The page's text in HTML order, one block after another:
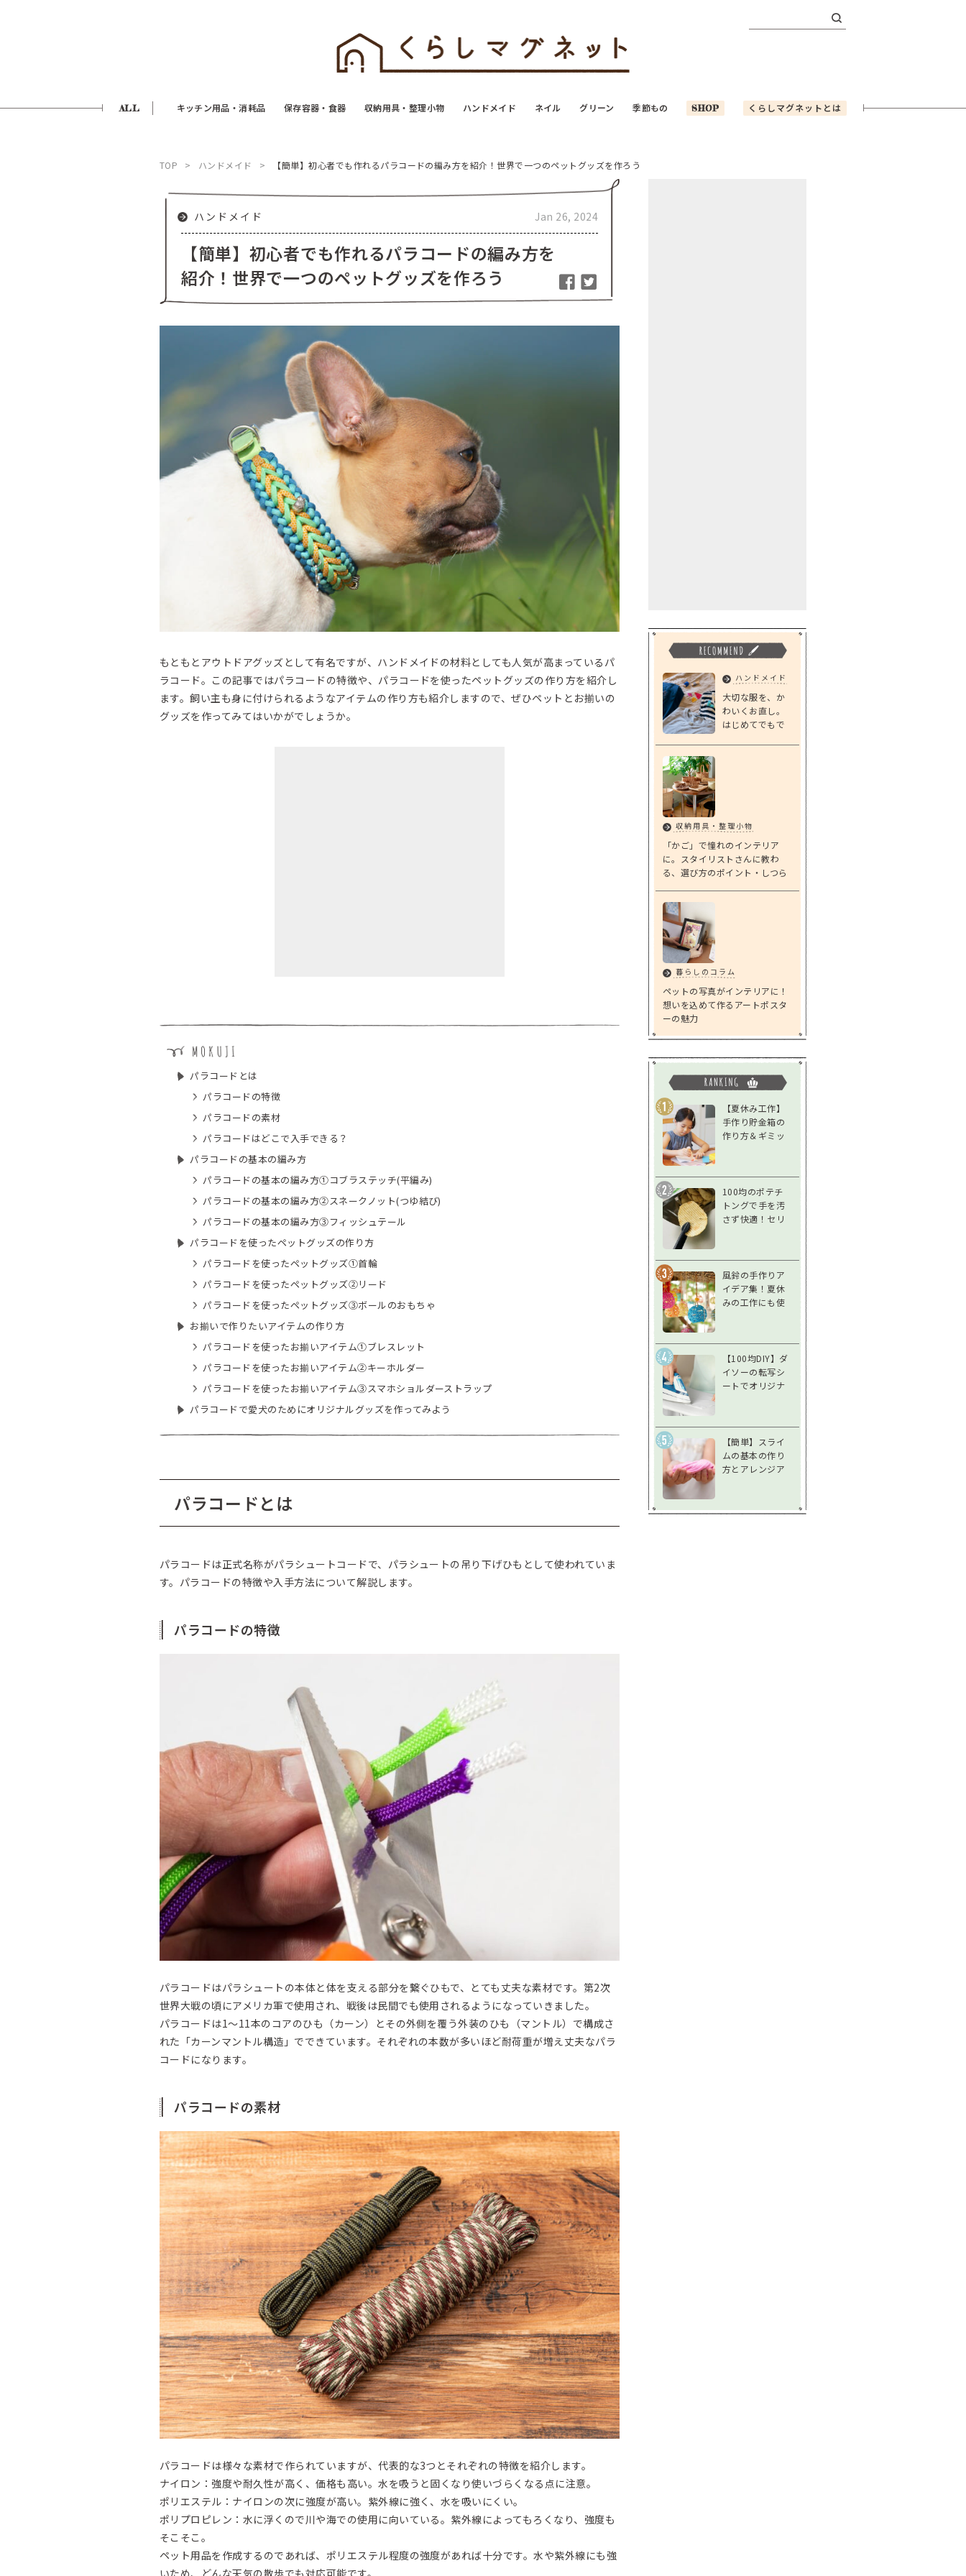
ALL キッチン用品・消耗品 保存容器・食器 収納用具・整理小物 ハンドメイド ネイル グリーン 季節もの SHOP くらしマグネットとは
TOP ハンドメイド 【簡単】初心者でも作れるパラコードの編み方を紹介！世界で一つのペットグッズを作ろう
ハンドメイド Jan 26, 2024
【簡単】初心者でも作れるパラコードの編み方を
紹介！世界で一つのペットグッズを作ろう
もともとアウトドアグッズとして有名ですが、ハンドメイドの材料としても人気が高まっているパ
ラコード。この記事ではパラコードの特徴や、パラコードを使ったペットグッズの作り方を紹介し
ます。飼い主も身に付けられるようなアイテムの作り方も紹介しますので、ぜひペットとお揃いの
グッズを作ってみてはいかがでしょうか。
パラコードとは
パラコードの特徴
パラコードの素材
パラコードはどこで入手できる？
パラコードの基本の編み方
パラコードの基本の編み方①コブラステッチ(平編み)
パラコードの基本の編み方②スネークノット(つゆ結び)
パラコードの基本の編み方③フィッシュテール
パラコードを使ったペットグッズの作り方
パラコードを使ったペットグッズ①首輪
パラコードを使ったペットグッズ②リード
パラコードを使ったペットグッズ③ボールのおもちゃ
お揃いで作りたいアイテムの作り方
パラコードを使ったお揃いアイテム①ブレスレット
パラコードを使ったお揃いアイテム②キーホルダー
パラコードを使ったお揃いアイテム③スマホショルダーストラップ
パラコードで愛犬のためにオリジナルグッズを作ってみよう
パラコードとは
パラコードは正式名称がパラシュートコードで、パラシュートの吊り下げひもとして使われていま
す。パラコードの特徴や入手方法について解説します。
パラコードの特徴
パラコードはパラシュートの本体と体を支える部分を繋ぐひもで、とても丈夫な素材です。第2次
世界大戦の頃にアメリカ軍で使用され、戦後は民間でも使用されるようになっていきました。
パラコードは1～11本のコアのひも（カーン）とその外側を覆う外装のひも（マントル）で構成さ
れた「カーンマントル構造」でできています。それぞれの本数が多いほど耐荷重が増え丈夫なパラ
コードになります。
パラコードの素材
パラコードは様々な素材で作られていますが、代表的な3つとそれぞれの特徴を紹介します。
ナイロン：強度や耐久性が高く、価格も高い。水を吸うと固くなり使いづらくなる点に注意。
ポリエステル：ナイロンの次に強度が高い。紫外線に強く、水を吸いにくい。
ポリプロピレン：水に浮くので川や海での使用に向いている。紫外線によってもろくなり、強度も
そこそこ。
ペット用品を作成するのであれば、ポリエステル程度の強度があれば十分です。水や紫外線にも強
いため、どんな天気の散歩でも対応可能です。
ハンドメイド
大切な服を、か
わいくお直し。
はじめてでもで
収納用具・整理小物
「かご」で憧れのインテリア
に。スタイリストさんに教わ
る、選び方のポイント・しつら
暮らしのコラム
ペットの写真がインテリアに！
想いを込めて作るアートポスタ
ーの魅力
【夏休み工作】
手作り貯金箱の
作り方＆ギミッ
応
100均のポテチ
トングで手を汚
さず快適！セリ
ー
風鈴の手作りア
イデア集！夏休
みの工作にも使
過ごそう
【100均DIY】ダ
イソーの転写シ
ートでオリジナ
意点を徹底解説
【簡単】スライ
ムの基本の作り
方とアレンジア
う！